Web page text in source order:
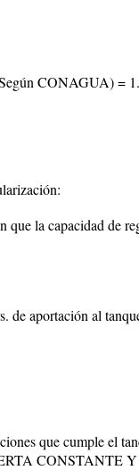
CONAGUA) =
la capacidad de
de aportación al
que cumple el
CONSTANTE